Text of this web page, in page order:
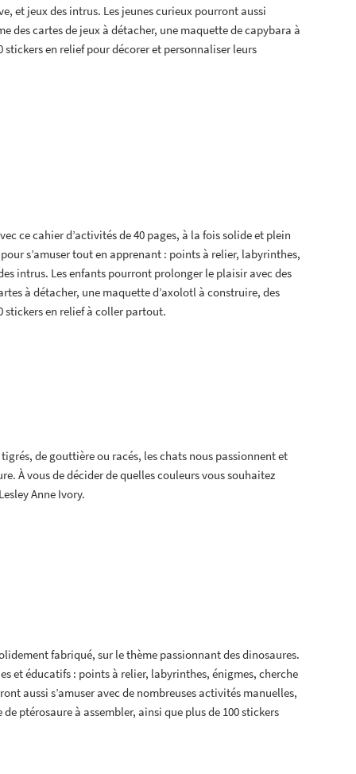
et jeux des intrus. Les jeunes curieux pourront aussi
des cartes de jeux à détacher, une maquette de capybara à
en relief pour décorer et personnaliser leurs
ce cahier d’activités de 40 pages, à la fois solide et plein
s’amuser tout en apprenant : points à relier, labyrinthes,
intrus. Les enfants pourront prolonger le plaisir avec des
à détacher, une maquette d’axolotl à construire, des
stickers en relief à coller partout.
de gouttière ou racés, les chats nous passionnent et
À vous de décider de quelles couleurs vous souhaitez
Anne Ivory.
fabriqué, sur le thème passionnant des dinosaures.
et éducatifs : points à relier, labyrinthes, énigmes, cherche
aussi s’amuser avec de nombreuses activités manuelles,
ptérosaure à assembler, ainsi que plus de 100 stickers